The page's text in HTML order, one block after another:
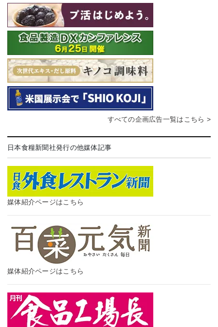
すべての企画広告一覧はこちら >
日本食糧新聞社発行の他媒体記事
媒体紹介ページはこちら
媒体紹介ページはこちら